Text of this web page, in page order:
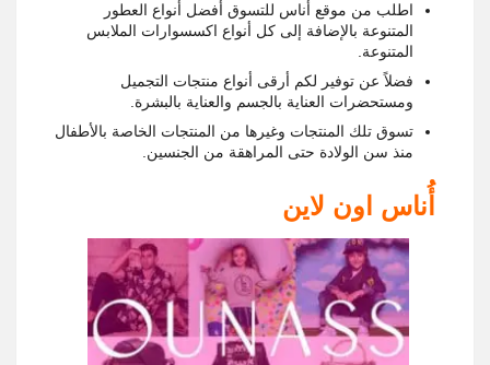
اطلب من موقع أناس للتسوق أفضل أنواع العطور
المتنوعة بالإضافة إلى كل أنواع اكسسوارات الملابس
المتنوعة.
فضلاً عن توفير لكم أرقى أنواع منتجات التجميل
ومستحضرات العناية بالجسم والعناية بالبشرة.
تسوق تلك المنتجات وغيرها من المنتجات الخاصة بالأطفال
منذ سن الولادة حتى المراهقة من الجنسين.
أُناس اون لاين